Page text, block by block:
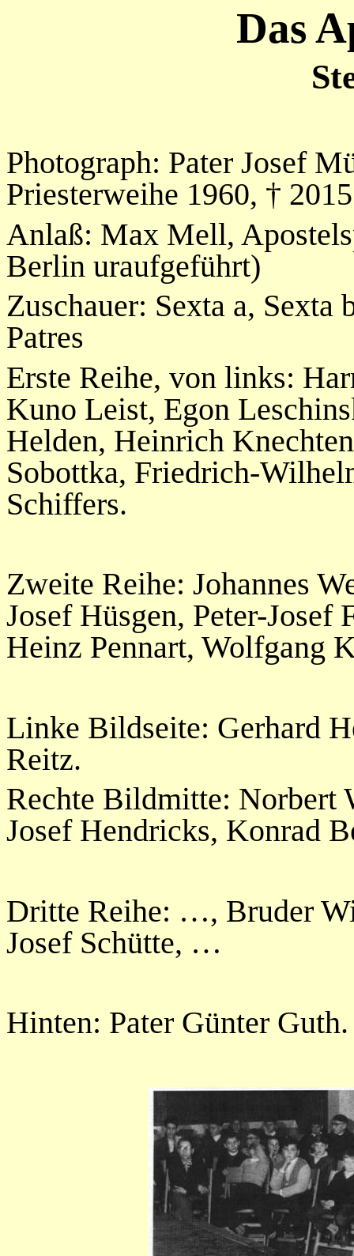
Das
Photograph: Pater Josef
Priesterweihe 1960, †
Anlaß: Max Mell,
Berlin uraufgeführt)
Zuschauer: Sexta a,
Patres
Erste Reihe, von links:
Kuno Leist, Egon
Helden, Heinrich
Sobottka, Friedrich-
Schiffers.
Zweite Reihe: Johannes
Josef Hüsgen, Peter-
Heinz Pennart, Wolfgang
Linke Bildseite: Gerhard
Reitz.
Rechte Bildmitte: Norbert
Josef Hendricks, Konrad
Dritte Reihe: …, Bruder
Josef Schütte, …
Hinten: Pater Günter Guth.